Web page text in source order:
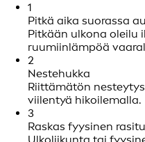
1
Pitkä aika suorassa
Pitkään ulkona oleilu
ruumiinlämpöä
2
Nestehukka
Riittämätön
viilentyä hikoilemalla.
3
Raskas fyysinen